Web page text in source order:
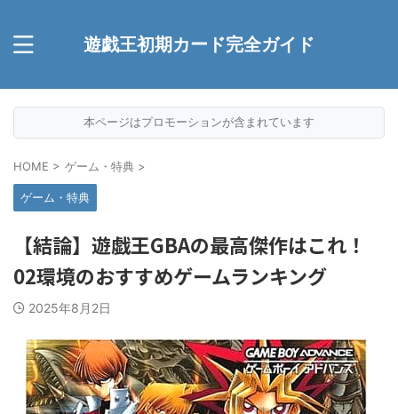
遊戯王初期カード完全ガイド
本ページはプロモーションが含まれています
HOME > ゲーム・特典 >
ゲーム・特典
【結論】遊戯王GBAの最高傑作はこれ！
02環境のおすすめゲームランキング
2025年8月2日